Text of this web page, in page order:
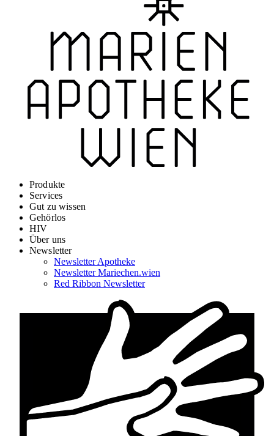
Produkte
Services
Gut zu wissen
Gehörlos
HIV
Über uns
Newsletter
Newsletter Apotheke
Newsletter Mariechen.wien
Red Ribbon Newsletter